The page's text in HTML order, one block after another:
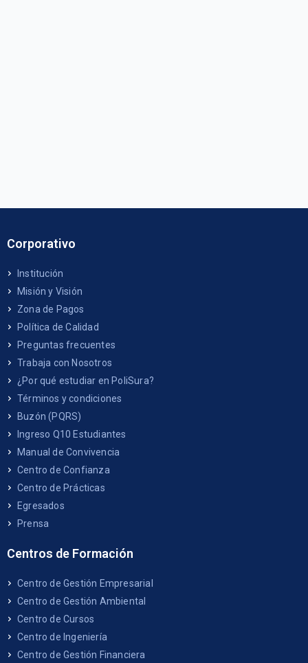
Corporativo
Institución
Misión y Visión
Zona de Pagos
Política de Calidad
Preguntas frecuentes
Trabaja con Nosotros
¿Por qué estudiar en PoliSura?
Términos y condiciones
Buzón (PQRS)
Ingreso Q10 Estudiantes
Manual de Convivencia
Centro de Confianza
Centro de Prácticas
Egresados
Prensa
Centros de Formación
Centro de Gestión Empresarial
Centro de Gestión Ambiental
Centro de Cursos
Centro de Ingeniería
Centro de Gestión Financiera